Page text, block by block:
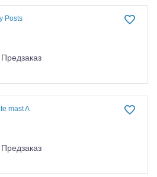
Предзаказ
Предзаказ